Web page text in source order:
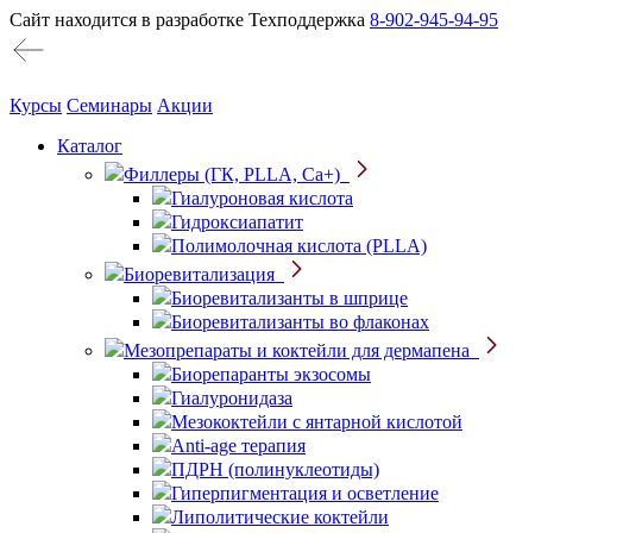
Сайт находится в разработке Техподдержка 8-902-945-94-95
Курсы Семинары Акции
Каталог
Филлеры (ГК, PLLA, Ca+)
Гиалуроновая кислота
Гидроксиапатит
Полимолочная кислота (PLLA)
Биоревитализация
Биоревитализанты в шприце
Биоревитализанты во флаконах
Мезопрепараты и коктейли для дермапена
Биорепаранты экзосомы
Гиалуронидаза
Мезококтейли с янтарной кислотой
Anti-age терапия
ПДРН (полинуклеотиды)
Гиперпигментация и осветление
Липолитические коктейли